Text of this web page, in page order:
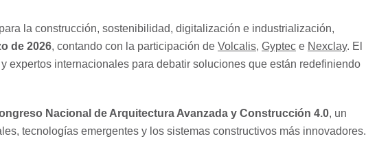
la construcción, sostenibilidad, digitalización e industrialización,
de 2026, contando con la participación de Volcalis, Gyptec e Nexclay. El
expertos internacionales para debatir soluciones que están redefiniendo
Nacional de Arquitectura Avanzada y Construcción 4.0, un
tecnologías emergentes y los sistemas constructivos más innovadores.